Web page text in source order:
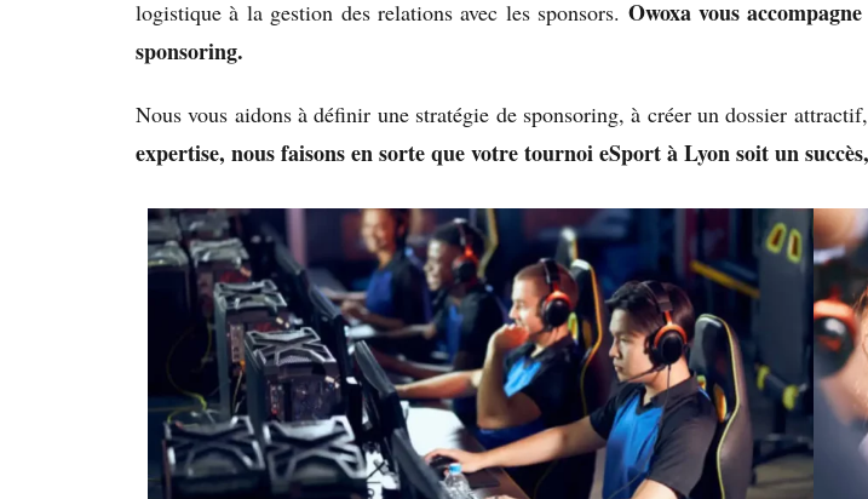
logistique à la gestion des relations avec les sponsors. Owoxa vous
sponsoring.
Nous vous aidons à définir une stratégie de sponsoring, à créer un dossier
expertise, nous faisons en sorte que votre tournoi eSport à Lyon soit un